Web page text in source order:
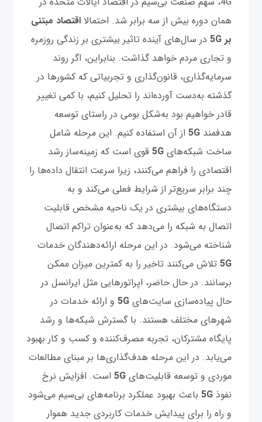
همان دوره بیش از سه برابر شد. احتمالااقتصاد مبتنی
بر 5G در سال‌های آینده تاثیر بیشتری بر زندگی روزمره
و تجاری مردم خواهد گذاشت. بنابراین، اگر روند
سرمایه‌گذاری، قانون‌گذاری و تجربیاتی که کشورها در
گذشته به‌دست آورده‌اند را تحلیل کنیم، با کمی تغییر
قادر خواهیم بود به‌شکل بومی در راستای توسعه
هدفمند5G از آن استفاده کنیم. این مرحله شامل
ساخت شبکه‌های5G قوی است که زمینه‌ساز رشد
اقتصادی را فراهم می‌کنند، زیرا سرعت انتقال داده‌ها را
چند برابر سریع‌تر از شرایط فعلی می‌کند و به‌
دستگاه‌های بیشتری در یک ناحیه مشخص قابلیت
اتصال به‌ شبکه را می‌دهد که به‌عنوان تراکم اتصال
شناخته می‌شود. در این مرحله ارائه‌دهندگان خدمات
5G تلاش می‌کنند تاخیر را به‌ کمترین میزان ممکن
برسانند. در حال حاضر، اپراتورهایی مثل ایرانسل در
حال پیاده‌سازی سایت‌های5G و ارائه خدمات در
شهرهای مختلف هستند. با گسترش شبکه‌ها و رشد
پایگاه مشترکان، تجربه مصرف‌کننده و کسب‌ و کار بهبود
می‌یابد. در این مرحله هدف‌گذاری‌ها بر مبنای مطالعات
موردی و توسعه قابلیت‌های5G است. افزایش نرخ
نفوذ5G باعث بهبود عملکرد برنامه‌های بی‌سیم می‌شود
و راه را برای پیدایش خدمات کاربردی جدید هموار